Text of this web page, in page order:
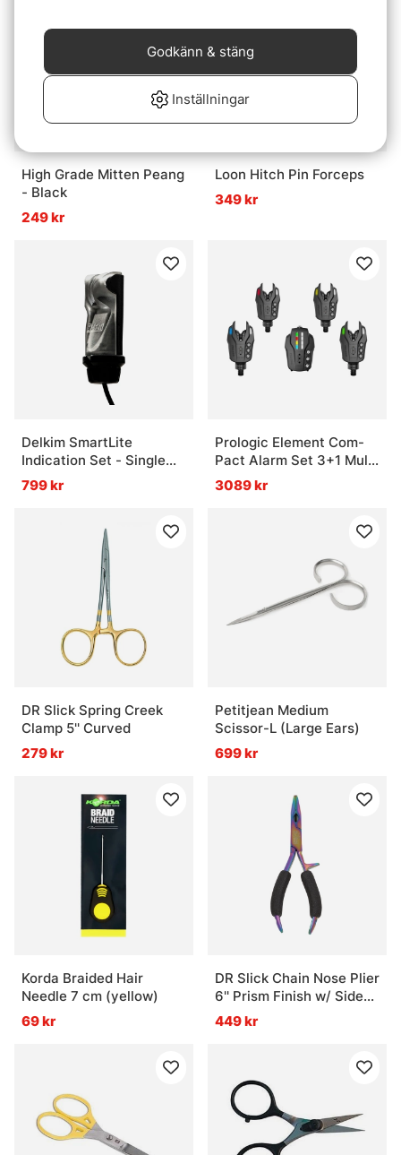
High Grade Mitten Peang
- Black
249 kr
Loon Hitch Pin Forceps
349 kr
Delkim SmartLite
Indication Set - Single
Pack
799 kr
Prologic Element Com-
Pact Alarm Set 3+1 Multi
Color
3089 kr
DR Slick Spring Creek
Clamp 5'' Curved
279 kr
Petitjean Medium
Scissor-L (Large Ears)
699 kr
Korda Braided Hair
Needle 7 cm (yellow)
69 kr
DR Slick Chain Nose Plier
6'' Prism Finish w/ Side
Cutter
449 kr
Inställningar
Godkänn & stäng